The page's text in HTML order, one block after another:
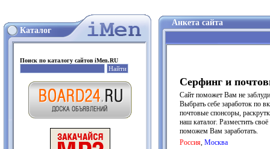
Каталог
Поиск по каталогу сайтов iMen.RU
Анкета сайта
Серфинг и
Сайт поможет Вам не
Выбрать себе заработок по
почтовые спонсоры,
наш каталог. Разместить
поможем Вам заработать.
Россия, Москва